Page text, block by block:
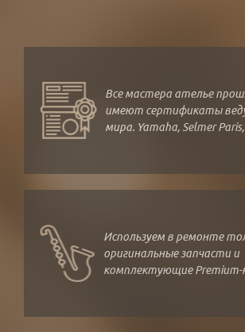
Все мастера ателье
имеют сертификаты
мира. Yamaha, Selmer
Используем в ремонте
оригинальные запчасти и
комплектующие Premium-